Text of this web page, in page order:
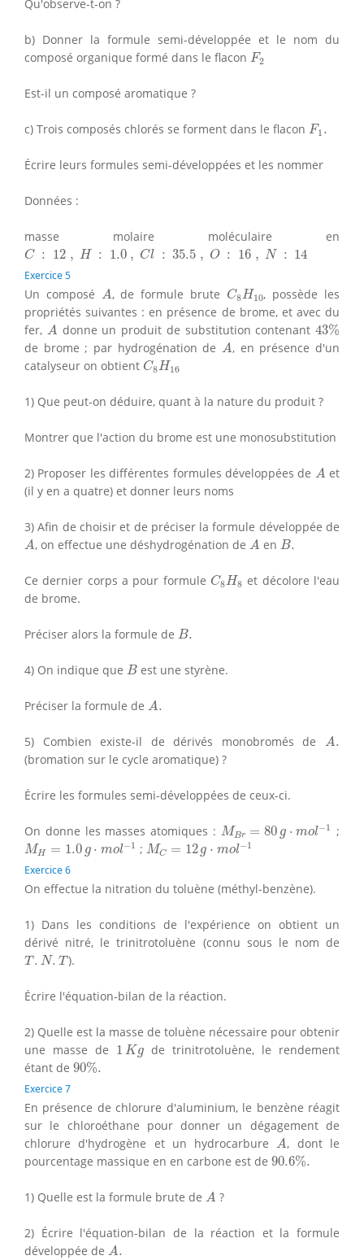
Qu'observe-t-on ?
b) Donner la formule semi-développée et le nom du
composé organique formé dans le flacon F2
F2
Est-il un composé aromatique ?
c) Trois composés chlorés se forment dans le flacon F1 .
F1
Écrire leurs formules semi-développées et les nommer
Données :
masse molaire moléculaire en
C : 12 , H : 1.0 , Cl : 35.5 , O : 16 , N : 14
C 12, :1.0 , Cl 35.5 O 16 ,N 14
Exercice 5
Un composé A
A, de formule brute C8H10
C8 H10, possède les
propriétés suivantes : en présence de brome, et avec du
fer, A
A donne un produit de substitution contenant 43%
43%
de brome ; par hydrogénation de A
A, en présence d'un
catalyseur on obtient C8H16
C8 H
1) Que peut-on déduire, quant à la nature du produit ?
Montrer que l'action du brome est une monosubstitution
2) Proposer les différentes formules développées de A
A et
(il y en a quatre) et donner leurs noms
3) Afin de choisir et de préciser la formule développée de
A
A, on effectue une déshydrogénation de A
A en B.
B.
Ce dernier corps a pour formule C8H8
C8 H et décolore l'eau
de brome.
Préciser alors la formule de B.
B.
4) On indique que B
B est une styrène.
Préciser la formule de A.
A
5) Combien existe-il de dérivés monobromés de A.
A
(bromation sur le cycle aromatique) ?
Écrire les formules semi-développées de ceux-ci.
On donne les masses atomiques : MBr = 80 g ⋅ mol−1
MB 80g −1 ;
MH = 1.0 g ⋅ mol−1
MH =1.0g ⋅m ol−1 ; MC = 12 g ⋅ mol−1
MC=12g⋅m ol−1
Exercice 6
On effectue la nitration du toluène (méthyl-benzène).
1) Dans les conditions de l'expérience on obtient un
dérivé nitré, le trinitrotoluène (connu sous le nom de
T . N. T
T. N.T ).
Écrire l'équation-bilan de la réaction.
2) Quelle est la masse de toluène nécessaire pour obtenir
une masse de 1 Kg
1 Kg de trinitrotoluène, le rendement
étant de 90%.
90%
Exercice 7
En présence de chlorure d'aluminium, le benzène réagit
sur le chloroéthane pour donner un dégagement de
chlorure d'hydrogène et un hydrocarbureA
A, dont le
pourcentage massique en en carbone est de 90.6%.
90.6%
1) Quelle est la formule brute de A
A ?
2) Écrire l'équation-bilan de la réaction et la formule
développée de A.
A